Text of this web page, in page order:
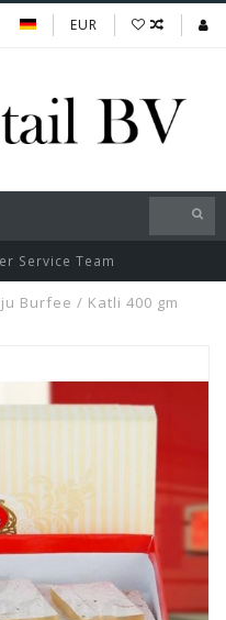
EUR
Service Team
Burfee / Katli 400 gm